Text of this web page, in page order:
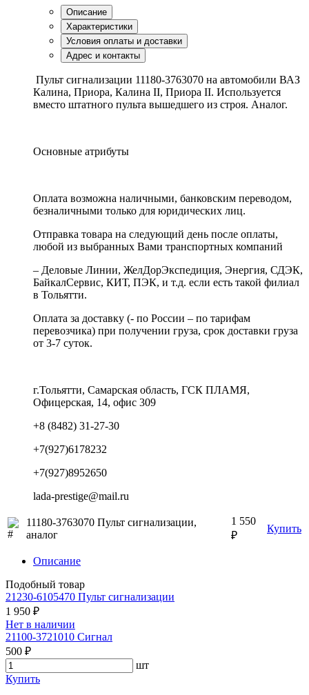
Описание
Характеристики
Условия оплаты и доставки
Адрес и контакты
Пульт сигнализации 11180-3763070 на автомобили ВАЗ
Калина, Приора, Калина II, Приора II. Используется
вместо штатного пульта вышедшего из строя. Аналог.
Основные атрибуты
Оплата возможна наличными, банковским переводом,
безналичными только для юридических лиц.
Отправка товара на следующий день после оплаты,
любой из выбранных Вами транспортных компаний
– Деловые Линии, ЖелДорЭкспедиция, Энергия, СДЭК,
БайкалСервис, КИТ, ПЭК, и т.д. если есть такой филиал
в Тольятти.
Оплата за доставку (- по России – по тарифам
перевозчика) при получении груза, срок доставки груза
от 3-7 суток.
г.Тольятти, Самарская область, ГСК ПЛАМЯ,
Офицерская, 14, офис 309
+8 (8482) 31-27-30
+7(927)6178232
+7(927)8952650
lada-prestige@mail.ru
11180-3763070 Пульт сигнализации,
аналог
1 550
₽
Купить
Описание
Подобный товар
21230-6105470 Пульт сигнализации
1 950 ₽
Нет в наличии
21100-3721010 Сигнал
500 ₽
шт
Купить